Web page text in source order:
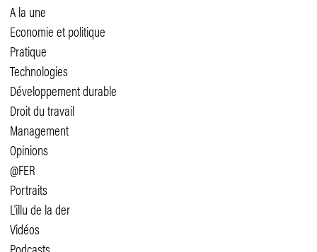
A la une
Economie et politique
Pratique
Technologies
Développement durable
Droit du travail
Management
Opinions
@FER
Portraits
L'illu de la der
Vidéos